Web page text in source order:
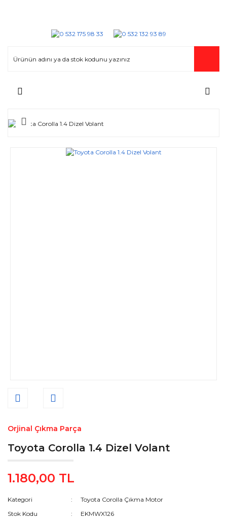
Orjinal Çıkma Parça
Toyota Corolla 1.4 Dizel Volant
1.180,00 TL
Kategori
Toyota Corolla Çıkma Motor
Stok Kodu
EKMWX126